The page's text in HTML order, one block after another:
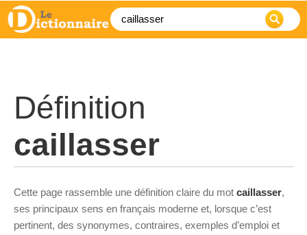
Définition
caillasser
Cette page rassemble une définition claire du mot caillasser,
ses principaux sens en français moderne et, lorsque c’est
pertinent, des synonymes, contraires, exemples d’emploi et